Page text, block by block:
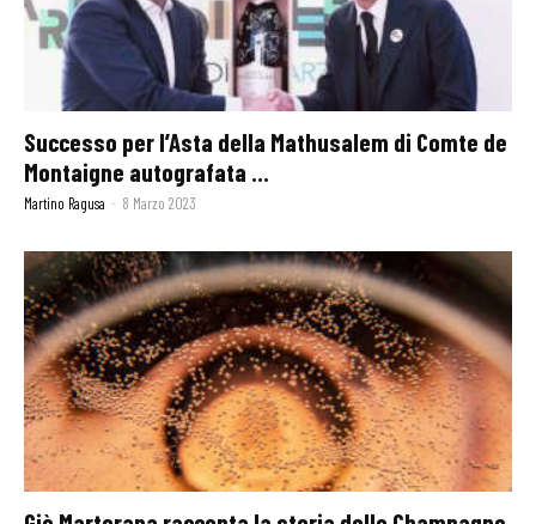
Successo per l’Asta della Mathusalem di Comte de
Montaigne autografata ...
Martino Ragusa - 8 Marzo 2023